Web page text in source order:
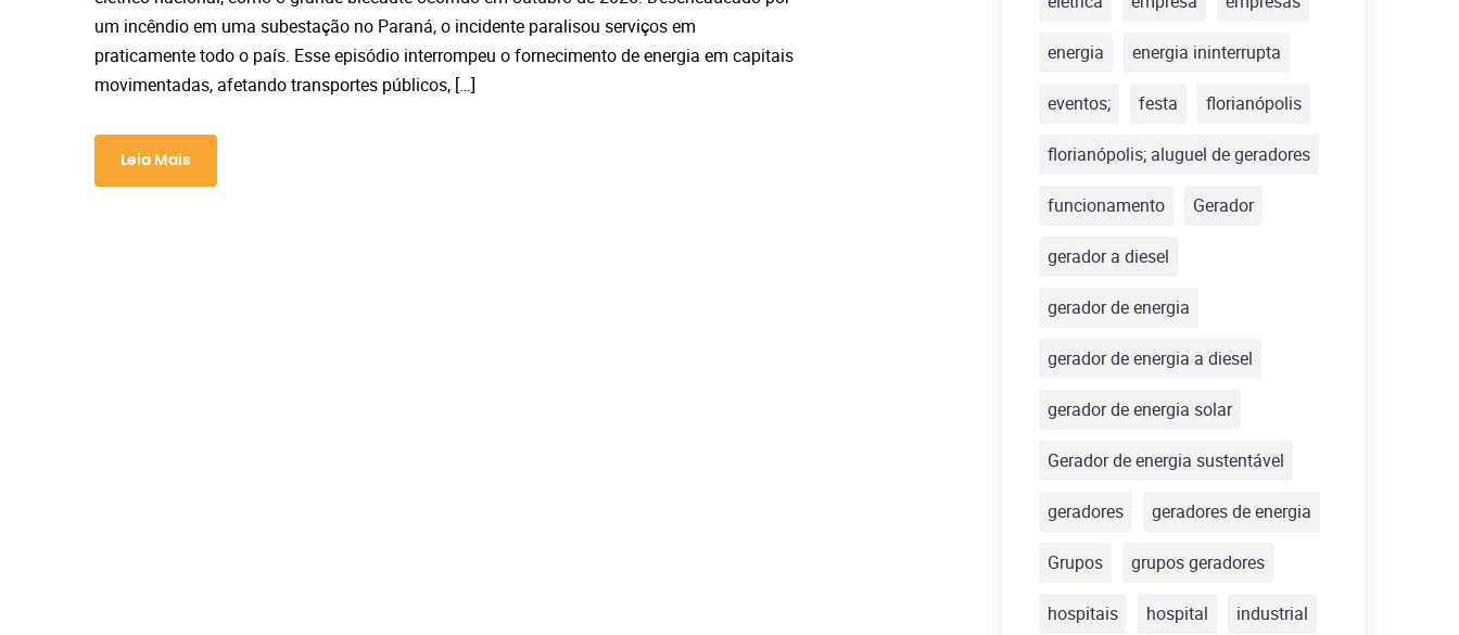
um incêndio em uma subestação no Paraná, o incidente paralisou serviços em
praticamente todo o país. Esse episódio interrompeu o fornecimento de energia em capitais
movimentadas, afetando transportes públicos, […]
Leia Mais
energia energia ininterrupta
eventos; festa florianópolis
florianópolis; aluguel de geradores
funcionamento Gerador
gerador a diesel
gerador de energia
gerador de energia a diesel
gerador de energia solar
Gerador de energia sustentável
geradores geradores de energia
Grupos grupos geradores
hospitais hospital industrial